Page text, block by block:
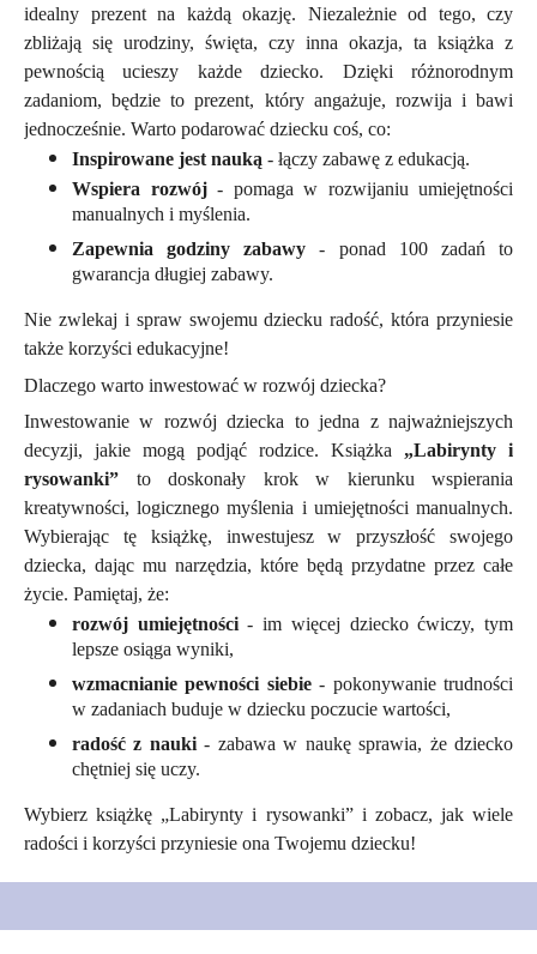
idealny prezent na każdą okazję. Niezależnie od tego, czy
zbliżają się urodziny, święta, czy inna okazja, ta książka z
pewnością ucieszy każde dziecko. Dzięki różnorodnym
zadaniom, będzie to prezent, który angażuje, rozwija i bawi
jednocześnie. Warto podarować dziecku coś, co:
Inspirowane jest nauką - łączy zabawę z edukacją.
Wspiera rozwój- pomaga w rozwijaniu umiejętności
manualnych i myślenia.
Zapewnia godziny zabawy - ponad 100 zadań to
gwarancja długiej zabawy.
Nie zwlekaj i spraw swojemu dziecku radość, która przyniesie
także korzyści edukacyjne!
Dlaczego warto inwestować w rozwój dziecka?
Inwestowanie w rozwój dziecka to jedna z najważniejszych
decyzji, jakie mogą podjąć rodzice. Książka „Labirynty i
rysowanki” to doskonały krok w kierunku wspierania
kreatywności, logicznego myślenia i umiejętności manualnych.
Wybierając tę książkę, inwestujesz w przyszłość swojego
dziecka, dając mu narzędzia, które będą przydatne przez całe
życie. Pamiętaj, że:
rozwój umiejętności- im więcej dziecko ćwiczy, tym
lepsze osiąga wyniki,
wzmacnianie pewności siebie- pokonywanie trudności
w zadaniach buduje w dziecku poczucie wartości,
radość z nauki- zabawa w naukę sprawia, że dziecko
chętniej się uczy.
Wybierz książkę „Labirynty i rysowanki” i zobacz, jak wiele
radości i korzyści przyniesie ona Twojemu dziecku!